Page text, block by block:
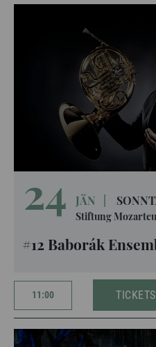
24 JÄN
Stiftung
#12 Baborák
11:00 TICKETS